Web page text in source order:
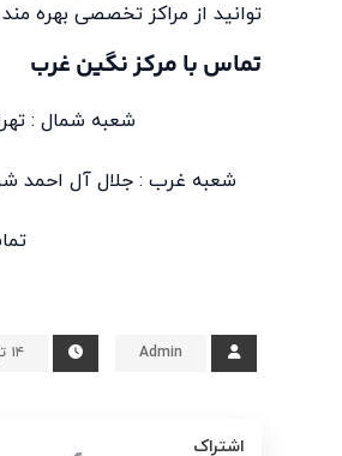
توانید از مراکز تخصصی بهره
تماس با مرکز نگین غرب
شعبه شمال :
شعبه غرب : جلال آل احمد
تماس: 09385881754-
Admin ۱۴ تیر ۱۴۰۱